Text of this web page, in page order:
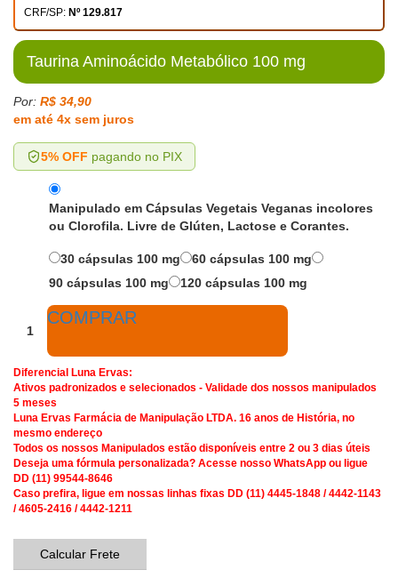
CRF/SP: Nº 129.817
Taurina Aminoácido Metabólico 100 mg
Por: R$ 34,90
em até 4x sem juros
5% OFF pagando no PIX
Manipulado em Cápsulas Vegetais Veganas incolores
ou Clorofila. Livre de Glúten, Lactose e Corantes.
30 cápsulas 100 mg
60 cápsulas 100 mg
90 cápsulas 100 mg
120 cápsulas 100 mg
COMPRAR
Diferencial Luna Ervas:
Ativos padronizados e selecionados - Validade dos nossos manipulados
5 meses
Luna Ervas Farmácia de Manipulação LTDA. 16 anos de História, no
mesmo endereço
Todos os nossos Manipulados estão disponíveis entre 2 ou 3 dias úteis
Deseja uma fórmula personalizada? Acesse nosso WhatsApp ou ligue
DD (11) 99544-8646
Caso prefira, ligue em nossas linhas fixas DD (11) 4445-1848 / 4442-1143
/ 4605-2416 / 4442-1211
Calcular Frete